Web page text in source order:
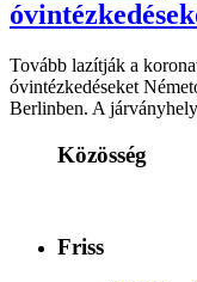
Tovább lazítják a
óvintézkedéseket
Berlinben. A
Közösség
Friss